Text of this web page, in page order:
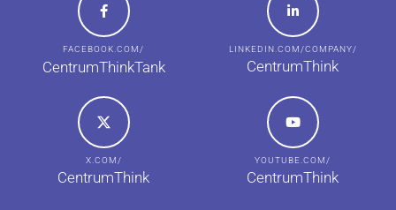
FACEBOOK.COM/
CentrumThinkTank
LINKEDIN.COM/COMPANY/
CentrumThink
X.COM/
CentrumThink
YOUTUBE.COM/
CentrumThink